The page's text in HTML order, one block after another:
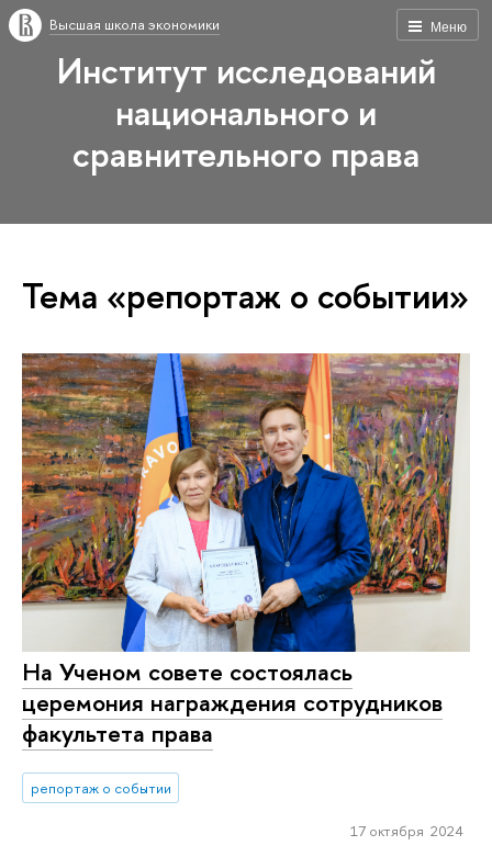
Меню
Высшая школа экономики
Институт исследований
национального и
сравнительного права
Тема «репортаж о событии»
На Ученом совете состоялась
церемония награждения сотрудников
факультета права
репортаж о событии
17 октября 2024